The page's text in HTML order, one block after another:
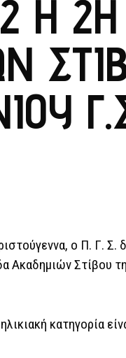
Η
ο Π. Γ. Σ.
Ακαδημιών Στίβου
κατηγορία